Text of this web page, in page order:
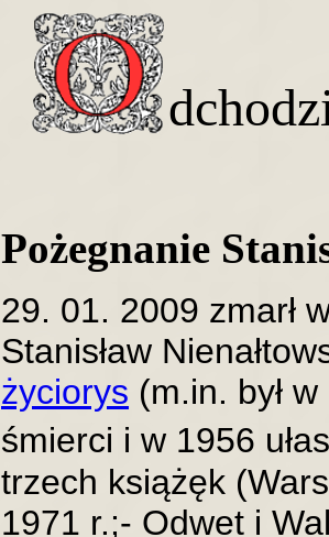
Pożegnanie
29. 01. 2009 zmarł
Stanisław
życiorys (m.in. był
śmierci i w 1956
trzech książęk
1971 r.;- Odwet i